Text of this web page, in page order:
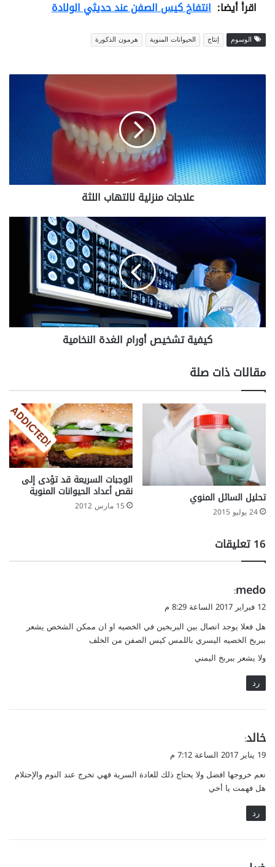
اقرأ أيضا: انتفاخ كيس الصفن عند حديثي الولادة
الوسوم إنتاج الحيوانات المنوية هرمون الذكورة
علاجات
علاجات منزلية لالتهاب اللثة
كيفية
تشخيص
أورام
النخامية
كيفية تشخيص أورام الغدة النخامية
مقالات ذات صلة
تحليل السائل المنوي
24 يوليو 2015
الوجبات السريعة قد تؤدى إلى
نقص أعداد الحيوانات المنوية
15 مارس 2012
‫16 تعليقات
ي
ق
ل
medo
:
12 فبراير 2017 الساعة 8:29 م
هل فعلا يوجد اتصال بين البربخين في الخصيه او ان ممكن الشخص يشعر
ببربخ الخصيه اليسري باللمس كيس الصفن من الخلف
ولا يشعر ببربخ اليمني
رد
ي
ق
ل
خالد:
19 يناير 2017 الساعة 7:12 م
نعم خروجها افضل ولا يحتاج ذلك للعادة السرية فهي تخرج عند النوم والإحتلام
هل فهمت يا أخي
رد